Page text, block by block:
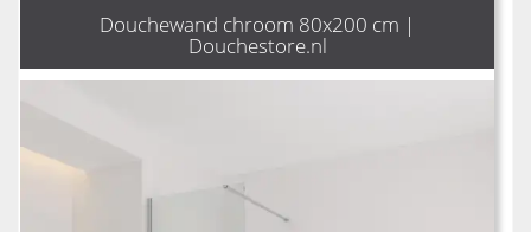
Douchewand chroom 80x200 cm |
Douchestore.nl